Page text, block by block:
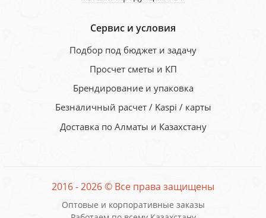
Сервис и условия
Подбор под бюджет и задачу
Просчет сметы и КП
Брендирование и упаковка
Безналичный расчет / Kaspi / карты
Доставка по Алматы и Казахстану
2016 - 2026 © Все права защищены
Оптовые и корпоративные заказы